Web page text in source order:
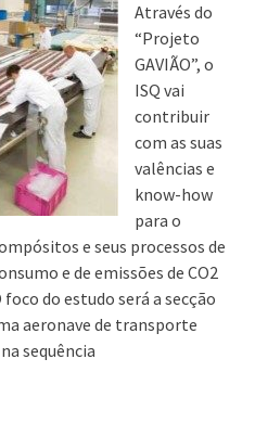
Através do
“Projeto
GAVIÃO”, o
ISQ vai
contribuir
com as suas
valências e
know-how
para o
e seus processos de
e de emissões de CO2
do estudo será a secção
aeronave de transporte
sequência